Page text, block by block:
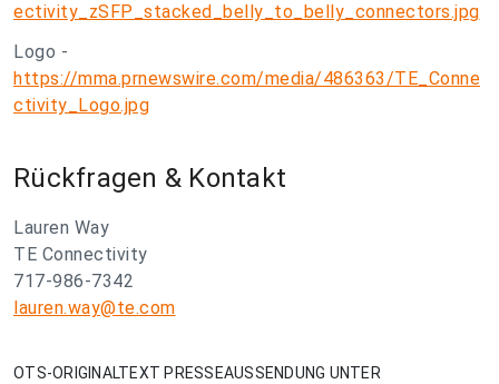
ectivity_zSFP_stacked_belly_to_belly_connectors.jpg
Logo -
https://mma.prnewswire.com/media/486363/TE_Conne
ctivity_Logo.jpg
Rückfragen & Kontakt
Lauren Way
TE Connectivity
717-986-7342
lauren.way@te.com
OTS-ORIGINALTEXT PRESSEAUSSENDUNG UNTER